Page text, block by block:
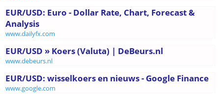
EUR/USD: Euro - Dollar Rate, Chart, Forecast &
Analysis
www.dailyfx.com
EUR/USD » Koers (Valuta) | DeBeurs.nl
www.debeurs.nl
EUR/USD: wisselkoers en nieuws - Google Finance
www.google.com